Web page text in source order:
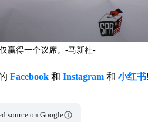
赢得一个议席。-马新社-
Facebook 和 Instagram 和 小红书!
source on Google